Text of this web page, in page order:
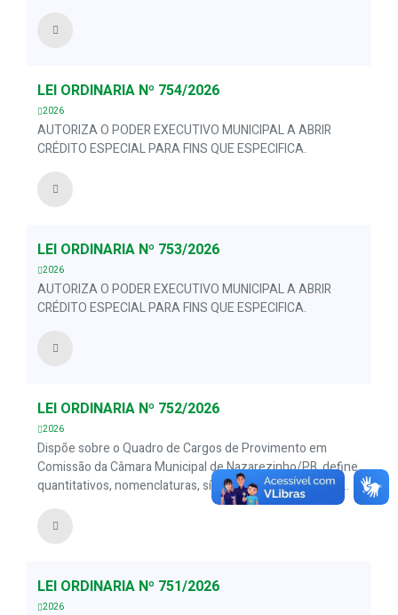
LEI ORDINÁRIA Nº 754/2026
2026
AUTORIZA O PODER EXECUTIVO MUNICIPAL A ABRIR
CRÉDITO ESPECIAL PARA FINS QUE ESPECIFICA.
LEI ORDINÁRIA Nº 753/2026
2026
AUTORIZA O PODER EXECUTIVO MUNICIPAL A ABRIR
CRÉDITO ESPECIAL PARA FINS QUE ESPECIFICA.
LEI ORDINÁRIA Nº 752/2026
2026
Dispõe sobre o Quadro de Cargos de Provimento em
Comissão da Câmara Municipal de Nazarezinho/PB, define
quantitativos, nomenclaturas, símbolos, remunerações,
requisitos e atribuições, e dá outras providências.
LEI ORDINÁRIA Nº 751/2026
2026